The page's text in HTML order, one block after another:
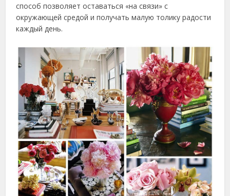
способ позволяет оставаться «на связи» с
окружающей средой и получать малую толику радости
каждый день.